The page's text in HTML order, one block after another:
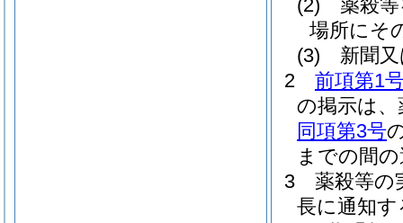
(2)
薬殺
場所にそ
(3)
新聞
2
前項第1
の掲示は
同項第3号
までの間
3
薬殺等の
長に通知